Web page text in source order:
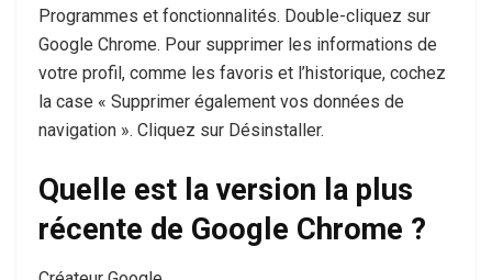
Programmes et fonctionnalités. Double-cliquez sur
Google Chrome. Pour supprimer les informations de
votre profil, comme les favoris et l’historique, cochez
la case « Supprimer également vos données de
navigation ». Cliquez sur Désinstaller.
Quelle est la version la plus
récente de Google Chrome ?